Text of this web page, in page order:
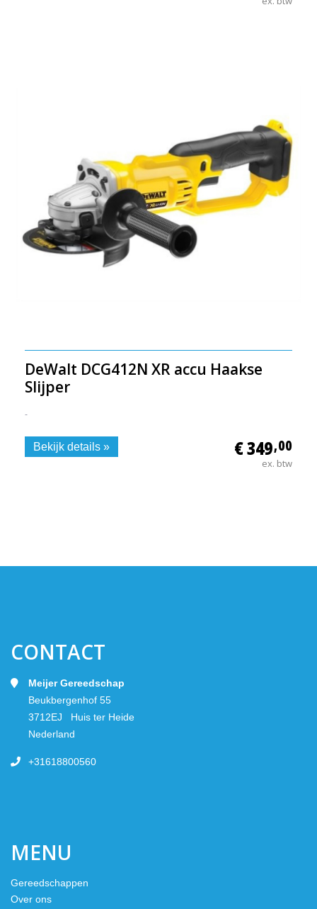
DeWalt DCG412N XR accu Haakse
Slijper
-
€ 349,00
ex. btw
Bekijk details »
CONTACT
Meijer Gereedschap
Beukbergenhof 55
3712EJ Huis ter Heide
Nederland
+31618800560
MENU
Gereedschappen
Over ons